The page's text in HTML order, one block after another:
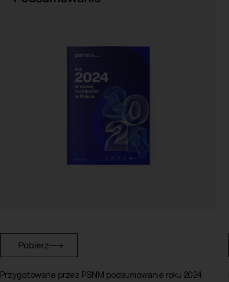
Pobierz
Przygotowane przez PSNM podsumowanie roku 2024